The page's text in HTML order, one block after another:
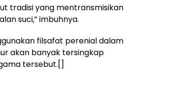
tradisi yang mentransmisikan
suci,” imbuhnya.
filsafat perenial dalam
akan banyak tersingkap
tersebut.[]